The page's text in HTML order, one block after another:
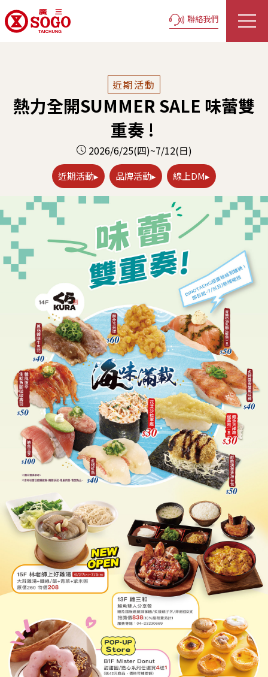
聯絡我們
近期活動
熱力全開SUMMER SALE 味蕾雙
重奏 !
2026/6/25(四)~7/12(日)
近期活動▸ 品牌活動▸ 線上DM▸